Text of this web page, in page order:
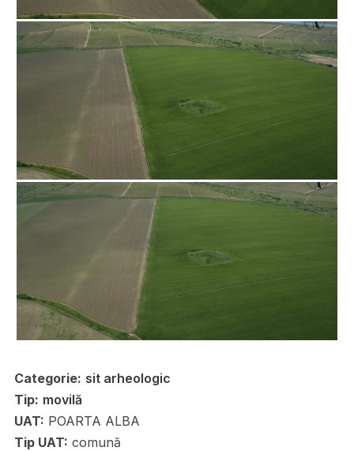
Categorie: sit arheologic
Tip: movilă
UAT: POARTA ALBA
Tip UAT: comună